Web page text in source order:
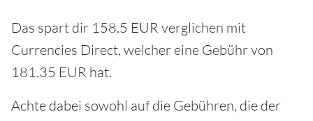
Das spart dir 158.5 EUR verglichen mit
Currencies Direct, welcher eine Gebühr von
181.35 EUR hat.
Achte dabei sowohl auf die Gebühren, die der